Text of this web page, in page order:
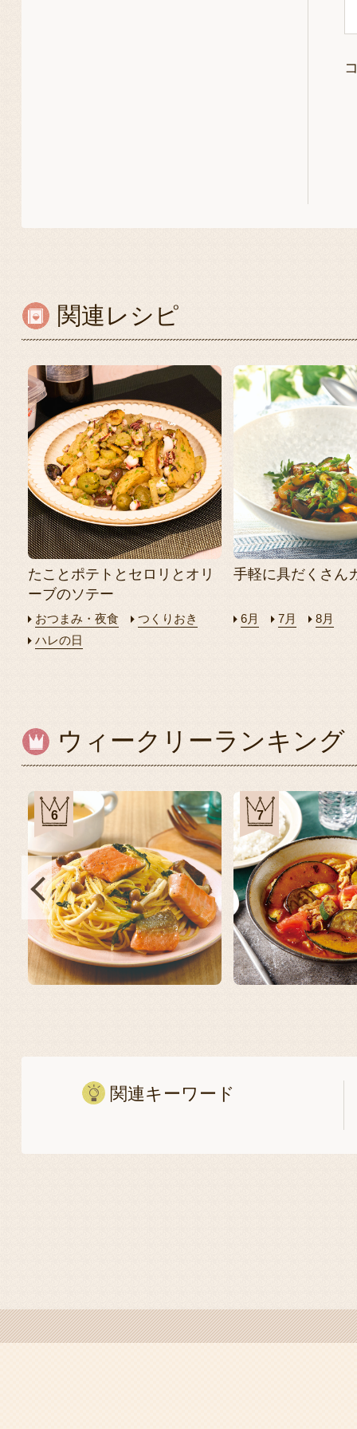
関連レシピ
たことポテトとセロリとオリ
ーブのソテー
おつまみ・夜食
つくりおき
ハレの日
手軽に具だくさん
6月 7月 8月
ウィークリーランキング
6 7
関連キーワード